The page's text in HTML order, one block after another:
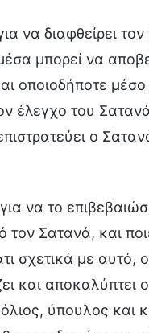
να διαφθείρει
μπορεί να
μέσο
έλεγχο του
ο
να το
Σατανά, και
σχετικά με αυτό,
και
ύπουλος και